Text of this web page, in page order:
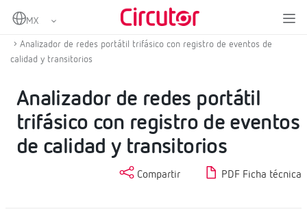
Home
Analizadores de redes portátiles
Analizador de redes portátil trifásico con registro de eventos de
calidad y transitorios
Analizador de redes portátil
trifásico con registro de eventos
de calidad y transitorios
Compartir PDF Ficha técnica